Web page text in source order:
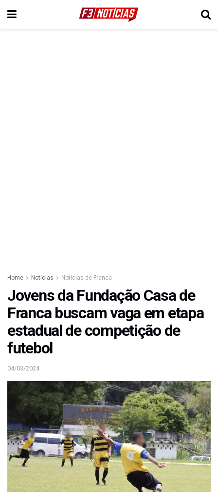
Home Notícias Notícias de Franca
Jovens da Fundação Casa de
Franca buscam vaga em etapa
estadual de competição de
futebol
04/03/2024